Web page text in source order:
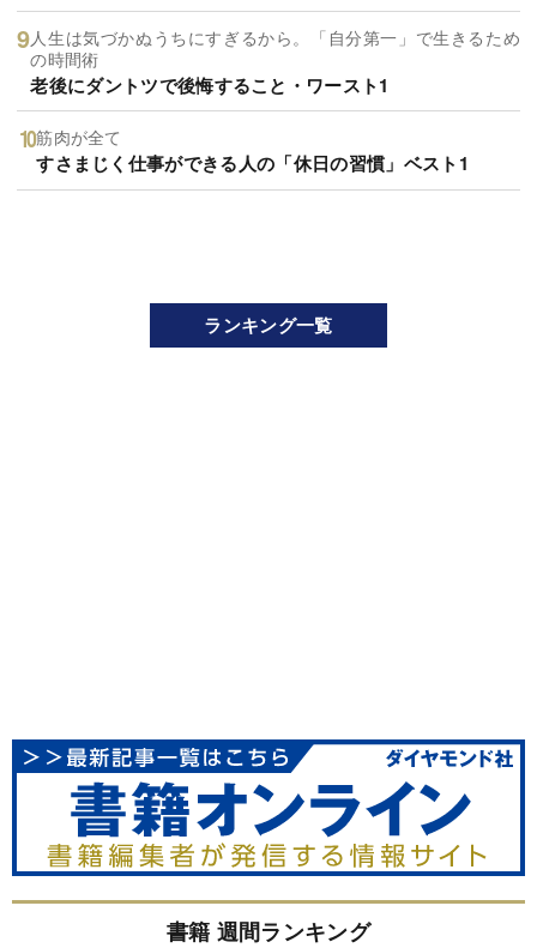
人生は気づかぬうちにすぎるから。「自分第一」で生きるため
の時間術
老後にダントツで後悔すること・ワースト1
筋肉が全て
すさまじく仕事ができる人の「休日の習慣」ベスト1
ランキング一覧
書籍 週間ランキング